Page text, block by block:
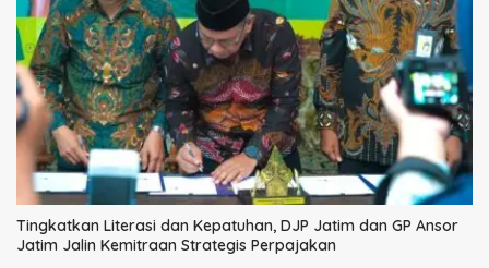
Tingkatkan Literasi dan Kepatuhan, DJP Jatim dan GP Ansor
Jatim Jalin Kemitraan Strategis Perpajakan